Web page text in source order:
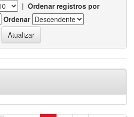
| Ordenar registros por
Ordenar